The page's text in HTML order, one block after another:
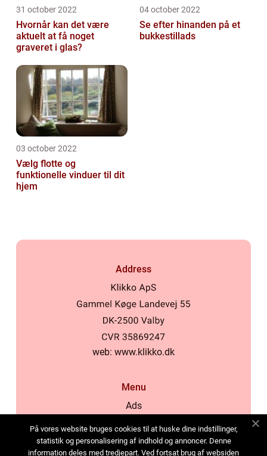
31 october 2022
Hvornår kan det være
aktuelt at få noget
graveret i glas?
04 october 2022
Se efter hinanden på et
bukkestillads
03 october 2022
Vælg flotte og
funktionelle vinduer til dit
hjem
Address
web: www.klikko.dk
Menu
Ads
Cookies
På vores website bruges cookies til at huske dine indstillinger,
statistik og personalisering af indhold og annoncer. Denne
information deles med tredjepart. Ved fortsat brug af websiden